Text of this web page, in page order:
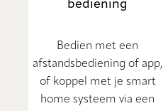
bediening
Bedien met een
afstandsbediening of app,
of koppel met je smart
home systeem via een